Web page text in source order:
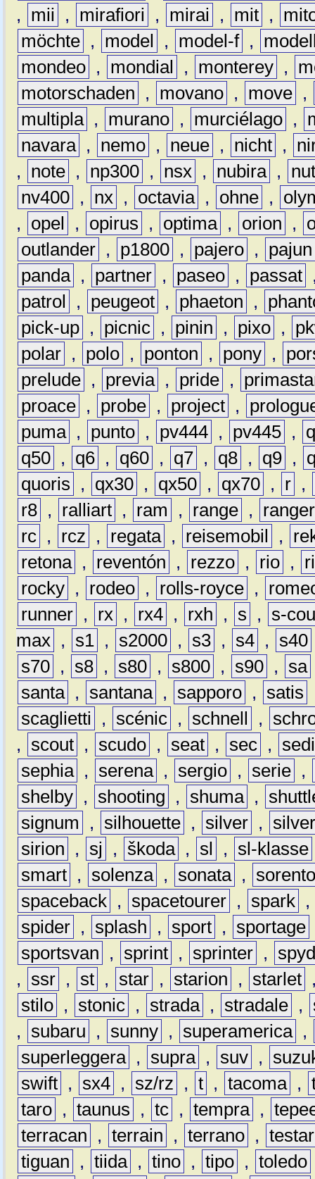
,
mii , mirafiori , mirai , mit ,
möchte , model , model-f ,
mondeo , mondial , monterey ,
motorschaden
, movano , move ,
multipla , murano , murciélago ,
navara , nemo , neue , nicht ,
,
note , np300 , nsx , nubira ,
nv400 , nx , octavia , ohne ,
,
opel , opirus , optima , orion ,
outlander , p1800 , pajero ,
pajun
panda , partner , paseo , passat
patrol
, peugeot , phaeton ,
pick-up , picnic , pinin , pixo ,
polar , polo , ponton , pony ,
prelude , previa , pride ,
proace , probe , project ,
puma , punto , pv444 , pv445 ,
q50 , q6 , q60 , q7 , q8 , q9 ,
quoris
, qx30 , qx50 , qx70 , r ,
r8 , ralliart , ram , range ,
ranger
rc , rcz , regata , reisemobil ,
retona , reventón , rezzo , rio ,
rocky , rodeo , rolls-royce ,
runner , rx , rx4 , rxh , s ,
s-
max , s1 , s2000 , s3 , s4 , s40
s70 , s8 , s80 , s800 , s90 , sa
santa , santana , sapporo , satis
scaglietti
, scénic , schnell ,
,
scout , scudo , seat , sec ,
sephia , serena , sergio , serie ,
shelby , shooting , shuma ,
signum
, silhouette , silver ,
sirion
, sj , škoda , sl , sl-klasse
smart , solenza , sonata ,
spaceback , spacetourer , spark ,
spider , splash , sport , sportage
sportsvan
, sprint , sprinter ,
,
ssr , st , star , starion , starlet
stilo , stonic , strada , stradale ,
,
subaru , sunny , superamerica ,
superleggera , supra , suv ,
swift , sx4 , sz/rz , t , tacoma ,
taro , taunus , tc , tempra ,
terracan
, terrain , terrano ,
tiguan
, tiida , tino , tipo , toledo